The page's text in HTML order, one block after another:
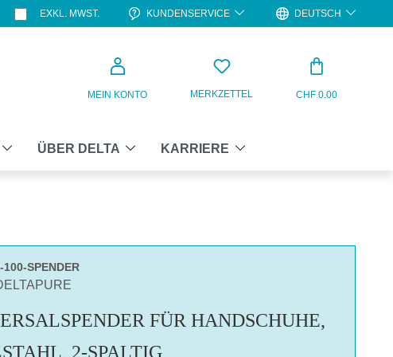
EXKL. MWST. KUNDENSERVICE DEUTSCH
MEIN KONTO MERKZETTEL CHF 0.00
ÜBER DELTA KARRIERE
100-SPENDER
FÜR HANDSCHUHE,
2-SPALTIG